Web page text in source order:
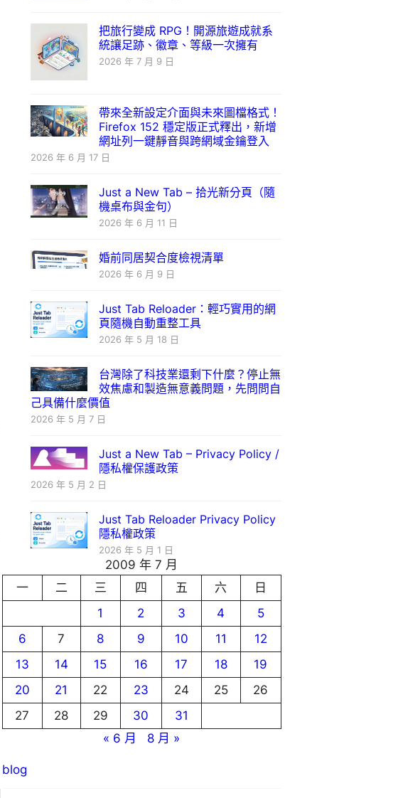
把旅行變成 RPG！開源旅遊成就系
統讓足跡、徽章、等級一次擁有
2026 年 7 月 9 日
帶來全新設定介面與未來圖檔格式！
Firefox 152 穩定版正式釋出，新增
網址列一鍵靜音與跨網域金鑰登入
2026 年 6 月 17 日
Just a New Tab – 拾光新分頁（隨
機桌布與金句）
2026 年 6 月 11 日
婚前同居契合度檢視清單
2026 年 6 月 9 日
Just Tab Reloader：輕巧實用的網
頁隨機自動重整工具
2026 年 5 月 18 日
台灣除了科技業還剩下什麼？停止無
效焦慮和製造無意義問題，先問問自
己具備什麼價值
2026 年 5 月 7 日
Just a New Tab – Privacy Policy /
隱私權保護政策
2026 年 5 月 2 日
Just Tab Reloader Privacy Policy
隱私權政策
2026 年 5 月 1 日
2009 年 7 月
一
二 三 四 五 六
日
1
2 3 4
5
6
7 8 9 10 11
12
13
14 15 16 17 18
19
20
21 22 23 24 25
26
27
28 29 30
31
« 6 月
8 月 »
blog